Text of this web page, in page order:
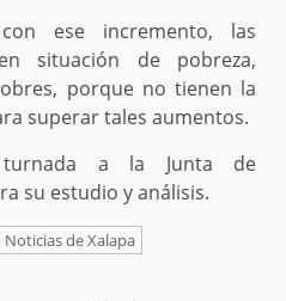
ese incremento, las
situación de pobreza,
porque no tienen la
superar tales aumentos.
a la Junta de
su estudio y análisis.
Noticias de Xalapa